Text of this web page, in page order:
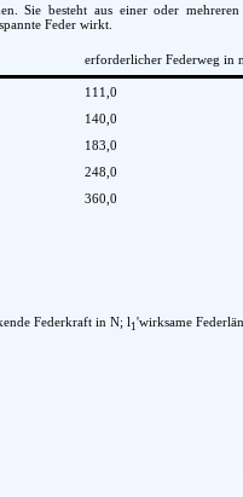
Sie besteht aus einer oder
Feder wirkt.
erforderlicher Federweg in
111,0
140,0
183,0
248,0
360,0
Federkraft in N; l1 'wirksame